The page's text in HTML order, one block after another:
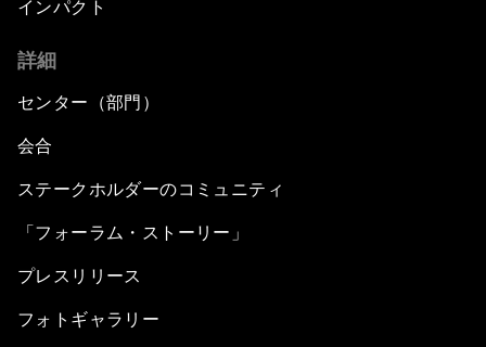
インパクト
詳細
センター（部門）
会合
ステークホルダーのコミュニティ
「フォーラム・ストーリー」
プレスリリース
フォトギャラリー